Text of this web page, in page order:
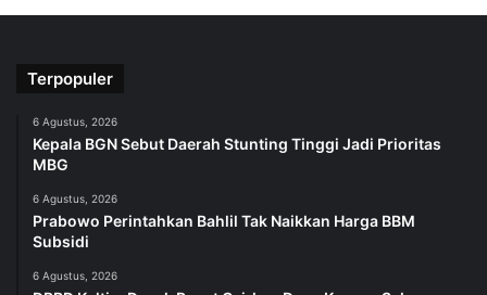
Terpopuler
6 Agustus, 2026
Kepala BGN Sebut Daerah Stunting Tinggi Jadi Prioritas
MBG
6 Agustus, 2026
Prabowo Perintahkan Bahlil Tak Naikkan Harga BBM
Subsidi
6 Agustus, 2026